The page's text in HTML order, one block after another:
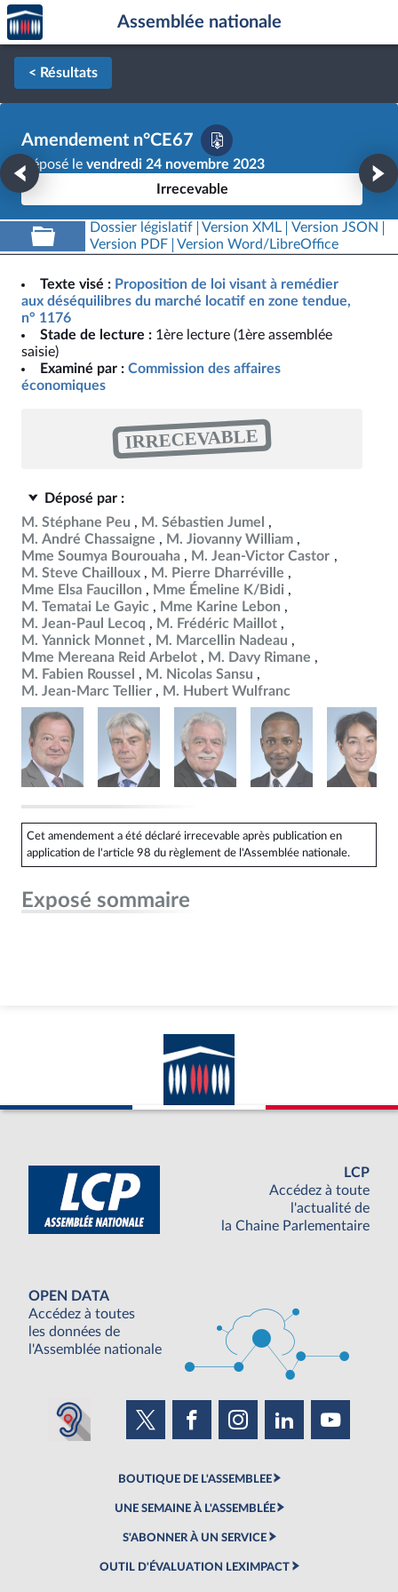
Aller au contenu
Aller en bas de la page
Accèder
à la
page
d'accueil
Assemblée nationale
< Résultats
Amendement n°CE67
Déposé le vendredi 24 novembre 2023
Irrecevable
Dossier législatif Version XML
Version JSON
Version PDF
Version Word/LibreOffice
Texte visé : Proposition de loi visant à remédier
aux déséquilibres du marché locatif en zone tendue,
n° 1176
Stade de lecture : 1ère lecture (1ère assemblée
saisie)
Examiné par : Commission des affaires
économiques
IRRECEVABLE
Déposé par :
M. Stéphane Peu
M. Sébastien Jumel
M. André Chassaigne
M. Jiovanny William
Mme Soumya Bourouaha
M. Jean-Victor Castor
M. Steve Chailloux
M. Pierre Dharréville
Mme Elsa Faucillon
Mme Émeline K/Bidi
M. Tematai Le Gayic
Mme Karine Lebon
M. Jean-Paul Lecoq
M. Frédéric Maillot
M. Yannick Monnet
M. Marcellin Nadeau
Mme Mereana Reid Arbelot
M. Davy Rimane
M. Fabien Roussel
M. Nicolas Sansu
M. Jean-Marc Tellier
M. Hubert Wulfranc
Cet amendement a été déclaré irrecevable après publication en
application de l'article 98 du règlement de l'Assemblée nationale.
Exposé sommaire
LCP
Accédez à toute
l'actualité de
la Chaine Parlementaire
OPEN DATA
Accédez à toutes
les données de
l'Assemblée nationale
BOUTIQUE DE L'ASSEMBLEE
UNE SEMAINE À L'ASSEMBLÉE
S'ABONNER À UN SERVICE
OUTIL D'ÉVALUATION LEXIMPACT